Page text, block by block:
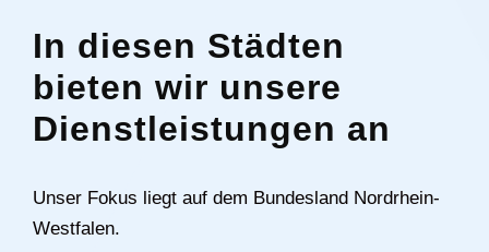
In diesen Städten
bieten wir unsere
Dienstleistungen an
Unser Fokus liegt auf dem Bundesland Nordrhein-
Westfalen.